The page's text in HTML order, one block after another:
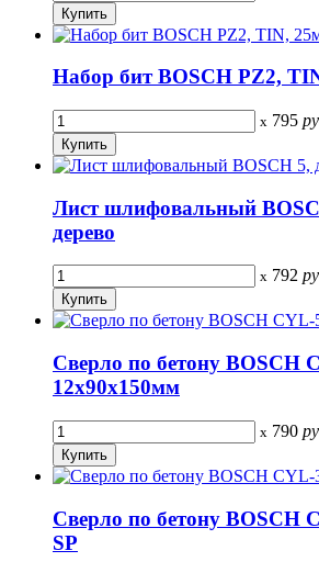
Набор бит BOSCH PZ2,
x 795
Лист шлифовальный
дерево
x 792
Сверло по бетону BOSCH
12х90х150мм
x 790
Сверло по бетону BOSCH
SP